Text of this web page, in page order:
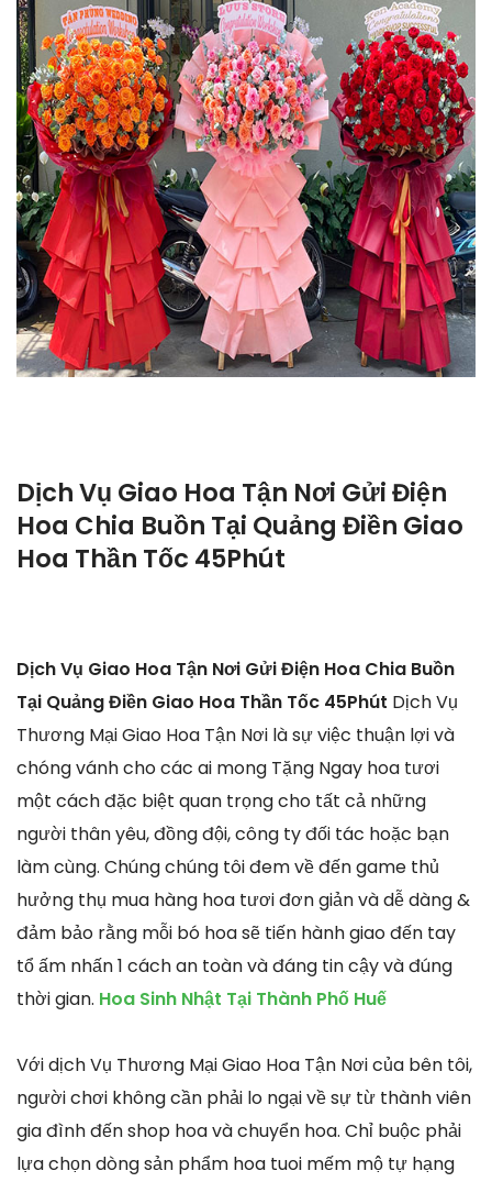
Dịch Vụ Giao Hoa Tận Nơi Gửi Điện
Hoa Chia Buồn Tại Quảng Điền Giao
Hoa Thần Tốc 45Phút
Dịch Vụ Giao Hoa Tận Nơi Gửi Điện Hoa Chia Buồn
Tại Quảng Điền Giao Hoa Thần Tốc 45Phút Dịch Vụ
Thương Mại Giao Hoa Tận Nơi là sự việc thuận lợi và
chóng vánh cho các ai mong Tặng Ngay hoa tươi
một cách đặc biệt quan trọng cho tất cả những
người thân yêu, đồng đội, công ty đối tác hoặc bạn
làm cùng. Chúng chúng tôi đem về đến game thủ
hưởng thụ mua hàng hoa tươi đơn giản và dễ dàng &
đảm bảo rằng mỗi bó hoa sẽ tiến hành giao đến tay
tổ ấm nhấn 1 cách an toàn và đáng tin cậy và đúng
thời gian. Hoa Sinh Nhật Tại Thành Phố Huế
Với dịch Vụ Thương Mại Giao Hoa Tận Nơi của bên tôi,
người chơi không cần phải lo ngại về sự từ thành viên
gia đình đến shop hoa và chuyển hoa. Chỉ buộc phải
lựa chọn dòng sản phẩm hoa tuoi mếm mộ tự hạng